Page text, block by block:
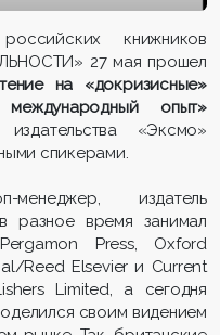
книжников
27 мая прошел
на «докризисные»
опыт»
«Эксмо»
спикерами.
издатель
разное время занимал
Press, Oxford
Reed Elsevier и Current
Limited, а сегодня
своим видением